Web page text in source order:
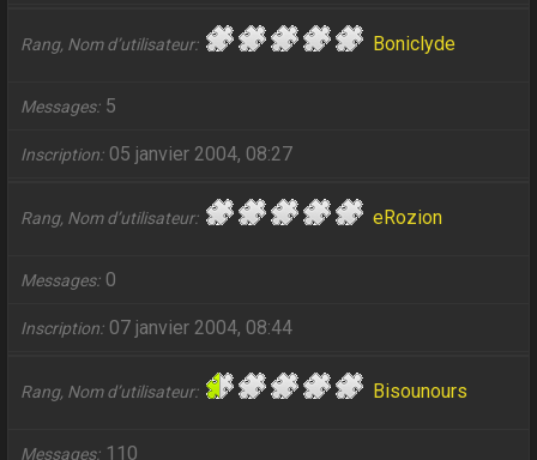
Rang, Nom d’utilisateur Boniclyde
Messages 5
Inscription 05 janvier 2004, 08:27
Rang, Nom d’utilisateur eRozion
Messages 0
Inscription 07 janvier 2004, 08:44
Rang, Nom d’utilisateur Bisounours
Messages 110